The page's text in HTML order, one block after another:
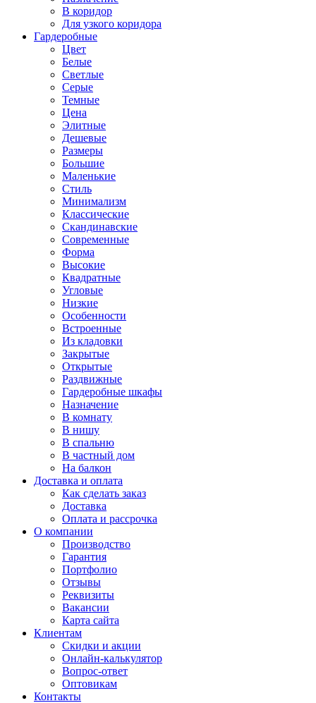
В коридор
Для узкого коридора
Гардеробные
Цвет
Белые
Светлые
Серые
Темные
Цена
Элитные
Дешевые
Размеры
Большие
Маленькие
Стиль
Минимализм
Классические
Скандинавские
Современные
Форма
Высокие
Квадратные
Угловые
Низкие
Особенности
Встроенные
Из кладовки
Закрытые
Открытые
Раздвижные
Гардеробные шкафы
Назначение
В комнату
В нишу
В спальню
В частный дом
На балкон
Доставка и оплата
Как сделать заказ
Доставка
Оплата и рассрочка
О компании
Производство
Гарантия
Портфолио
Отзывы
Реквизиты
Вакансии
Карта сайта
Клиентам
Скидки и акции
Онлайн-калькулятор
Вопрос-ответ
Оптовикам
Контакты